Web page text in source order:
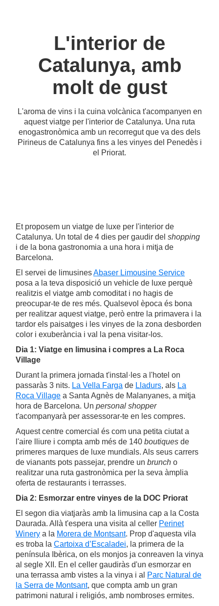
L'interior de
Catalunya, amb
molt de gust
L'aroma de vins i la cuina volcànica t'acompanyen en
aquest viatge per l'interior de Catalunya. Una ruta
enogastronòmica amb un recorregut que va des dels
Pirineus de Catalunya fins a les vinyes del Penedès i
el Priorat.
Et proposem un viatge de luxe per l'interior de
Catalunya. Un total de 4 dies per gaudir del shopping
i de la bona gastronomia a una hora i mitja de
Barcelona.
El servei de limusinesAbaser Limousine Service
posa a la teva disposició un vehicle de luxe perquè
realitzis el viatge amb comoditat i no hagis de
preocupar-te de res més. Qualsevol època és bona
per realitzar aquest viatge, però entre la primavera i la
tardor els paisatges i les vinyes de la zona desborden
color i exuberància i val la pena visitar-los.
Dia 1: Viatge en limusina i compres a La Roca
Village
Durant la primera jornada t'instal·les a l'hotel on
passaràs 3 nits. La Vella Farga de Lladurs, als La
Roca Village a Santa Agnès de Malanyanes, a mitja
hora de Barcelona. Un personal shopper
t'acompanyarà per assessorar-te en les compres.
Aquest centre comercial és com una petita ciutat a
l'aire lliure i compta amb més de 140 boutiques de
primeres marques de luxe mundials. Als seus carrers
de vianants pots passejar, prendre un brunch o
realitzar una ruta gastronòmica per la seva àmplia
oferta de restaurants i terrasses.
Dia 2: Esmorzar entre vinyes de la DOC Priorat
El segon dia viatjaràs amb la limusina cap a la Costa
Daurada. Allà t'espera una visita al celler Perinet
Winery a la Morera de Montsant. Prop d'aquesta vila
es troba la Cartoixa d’Escaladei, la primera de la
península Ibèrica, on els monjos ja conreaven la vinya
al segle XII. En el celler gaudiràs d'un esmorzar en
una terrassa amb vistes a la vinya i al
Parc Natural de
la Serra de Montsant, que compta amb un gran
patrimoni natural i religiós, amb nombroses ermites.